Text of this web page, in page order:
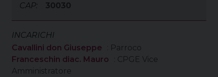
CAP:
30030
INCARICHI
Cavallini don Giuseppe
: Parroco
Franceschin diac. Mauro
: CPGE Vice
Amministratore